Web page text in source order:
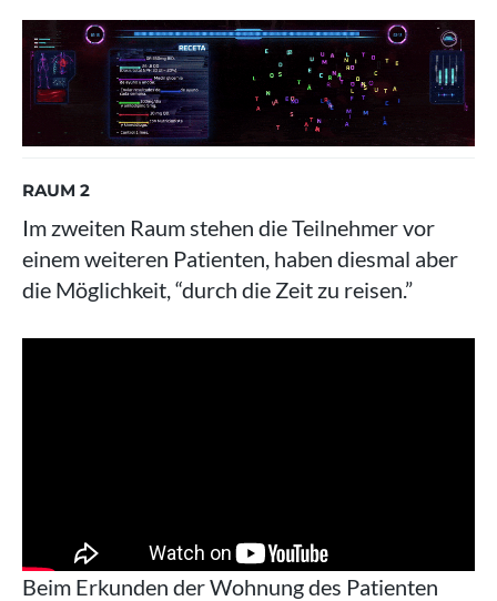
RAUM 2
Im zweiten Raum stehen die Teilnehmer vor
einem weiteren Patienten, haben diesmal aber
die Möglichkeit, “durch die Zeit zu reisen.”
Beim Erkunden der Wohnung des Patienten